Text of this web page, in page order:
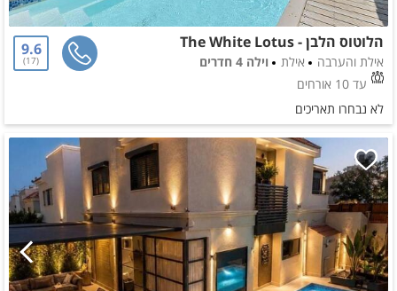
הלוטוס הלבן - The White Lotus
אילת והערבה אילת
וילה 4 חדרים
עד 10 אורחים
9.6
17
לא נבחרו תאריכים